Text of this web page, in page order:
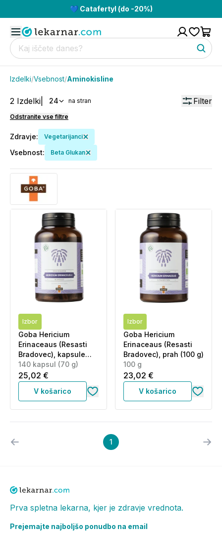
💙 Catafertyl (do -20%)
Izdelki/Vsebnost/Aminokisline
2 Izdelki 24 na stran Filter
Odstranite vse filtre
Zdravje: Vegetarijanci
Vsebnost: Beta Glukan
Izbor
Goba Hericium
Erinaceaus (Resasti
Bradovec), kapsule
(140 kapsul)
140 kapsul (70 g)
25,02 €
V košarico
Izbor
Goba Hericium
Erinaceaus (Resasti
Bradovec), prah (100 g)
100 g
23,02 €
V košarico
1
Prva spletna lekarna, kjer je zdravje vrednota.
Prejemajte najboljšo ponudbo na email